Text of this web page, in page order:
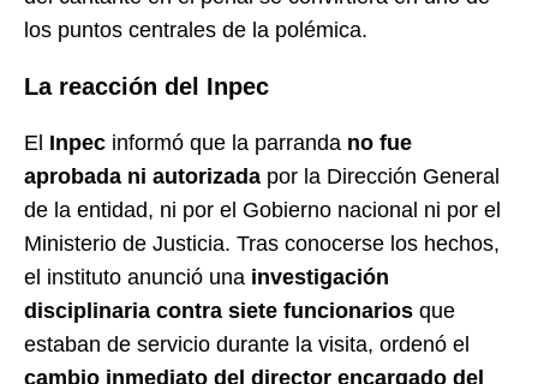
los puntos centrales de la polémica.
La reacción del Inpec
El Inpec informó que la parranda no fue
aprobada ni autorizada por la Dirección General
de la entidad, ni por el Gobierno nacional ni por el
Ministerio de Justicia. Tras conocerse los hechos,
el instituto anunció una investigación
disciplinaria contra siete funcionarios que
estaban de servicio durante la visita, ordenó el
cambio inmediato del director encargado del